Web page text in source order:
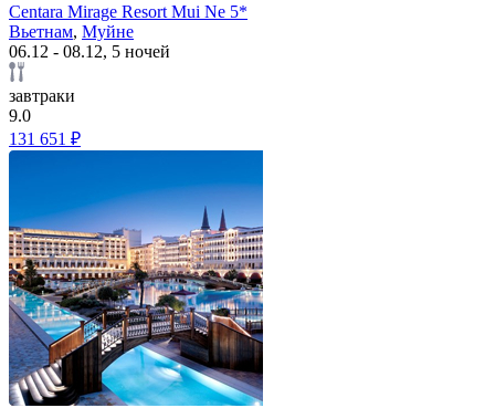
Centara Mirage Resort Mui Ne 5*
Вьетнам, Муйне
06.12 - 08.12, 5 ночей
завтраки
9.0
131 651 ₽